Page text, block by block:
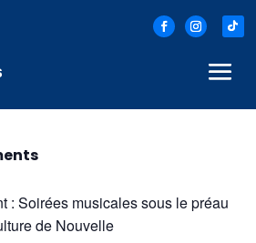
: Soirées musicales sous le préau
de Nouvelle